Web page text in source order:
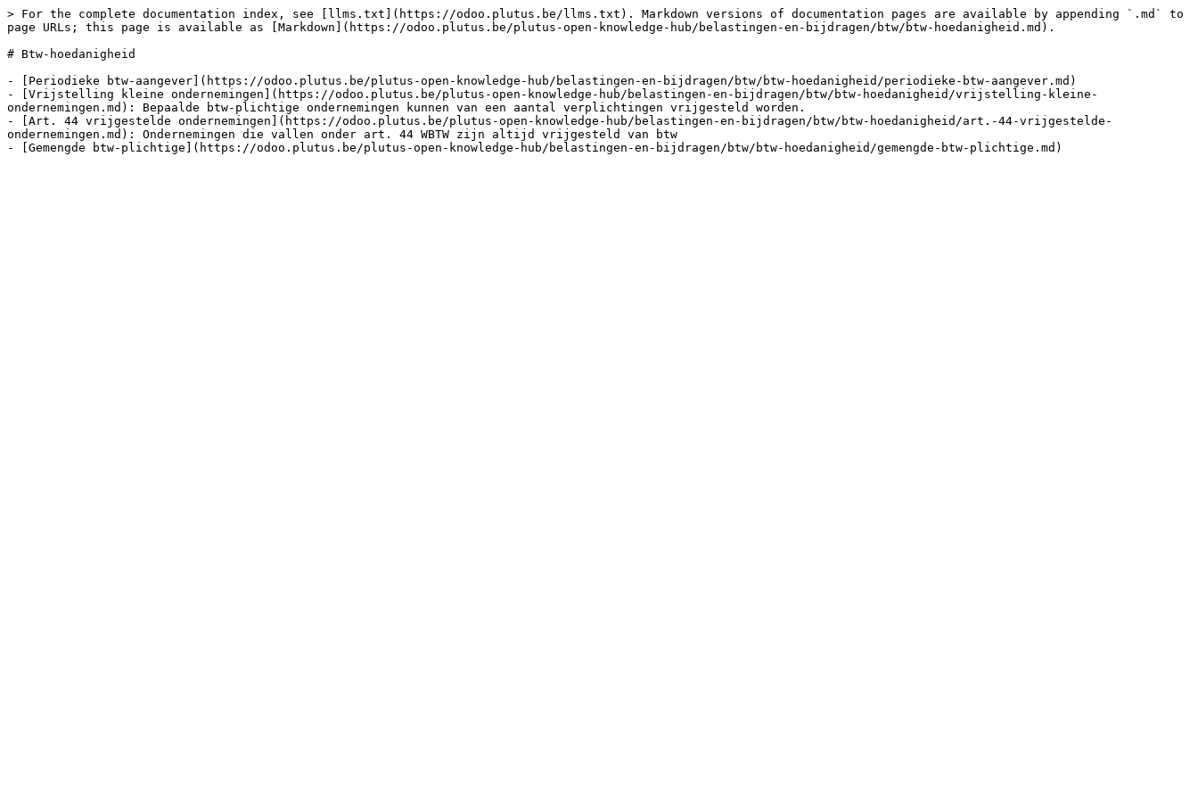
> For the complete documentation index, see [llms.txt](https://odoo.plutus.be/llms.txt). Markdown versions of documentation pages are available by appending `.md` to
page URLs; this page is available as [Markdown](https://odoo.plutus.be/plutus-open-knowledge-hub/belastingen-en-bijdragen/btw/btw-hoedanigheid.md).
# Btw-hoedanigheid
- [Periodieke btw-aangever](https://odoo.plutus.be/plutus-open-knowledge-hub/belastingen-en-bijdragen/btw/btw-hoedanigheid/periodieke-btw-aangever.md)
- [Vrijstelling kleine ondernemingen](https://odoo.plutus.be/plutus-open-knowledge-hub/belastingen-en-bijdragen/btw/btw-hoedanigheid/vrijstelling-kleine-
ondernemingen.md): Bepaalde btw-plichtige ondernemingen kunnen van een aantal verplichtingen vrijgesteld worden.
- [Art. 44 vrijgestelde ondernemingen](https://odoo.plutus.be/plutus-open-knowledge-hub/belastingen-en-bijdragen/btw/btw-hoedanigheid/art.-44-vrijgestelde-
ondernemingen.md): Ondernemingen die vallen onder art. 44 WBTW zijn altijd vrijgesteld van btw